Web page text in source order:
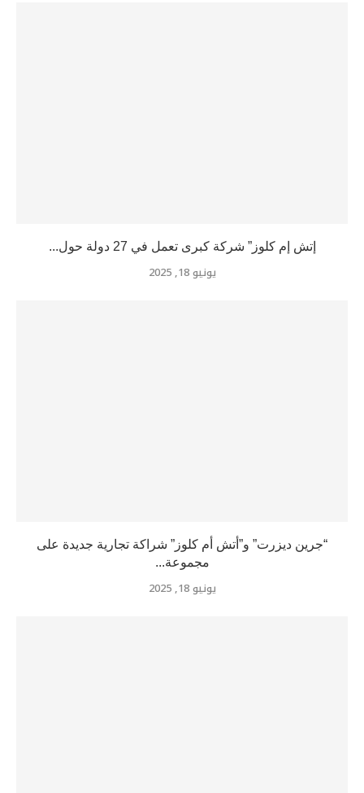
إتش إم كلوز” شركة كبرى تعمل في 27 دولة حول...
يونيو 18, 2025
“جرين ديزرت” و”أتش أم كلوز” شراكة تجارية جديدة على
مجموعة...
يونيو 18, 2025